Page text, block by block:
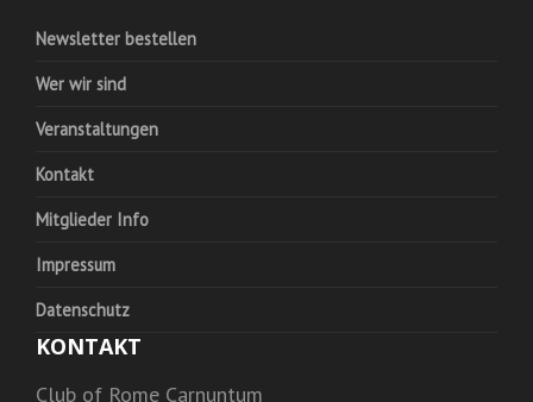
Newsletter bestellen
Wer wir sind
Veranstaltungen
Kontakt
Mitglieder Info
Impressum
Datenschutz
KONTAKT
Club of Rome Carnuntum